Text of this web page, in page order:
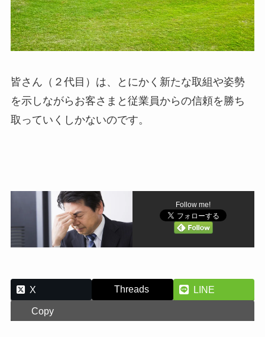
皆さん（２代目）は、とにかく新たな取組や姿勢
を示しながらお客さまと従業員からの信頼を勝ち
取っていくしかないのです。
Follow me!
X Threads
LINE
Copy